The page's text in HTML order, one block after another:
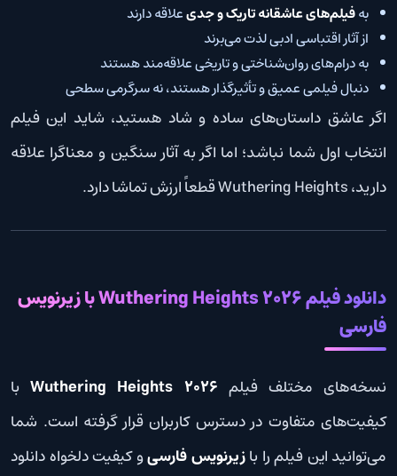
بهفیلم‌های عاشقانه تاریک و جدیعلاقه دارند
از آثار اقتباسی ادبی لذت می‌برند
به درام‌های روان‌شناختی و تاریخی علاقه‌مند هستند
دنبال فیلمی عمیق و تأثیرگذار هستند، نه سرگرمی سطحی
اگر عاشق داستان‌های ساده و شاد هستید، شاید این فیلم
انتخاب اول شما نباشد؛ اما اگر به آثار سنگین و معناگرا علاقه
دارید، Wuthering Heights قطعاً ارزش تماشا دارد.
دانلود فیلم Wuthering Heights 2026 با زیرنویس
فارسی
نسخه‌های مختلف فیلم Wuthering Heights 2026با
کیفیت‌های متفاوت در دسترس کاربران قرار گرفته است. شما
می‌توانید این فیلم را بازیرنویس فارسیو کیفیت دلخواه دانلود